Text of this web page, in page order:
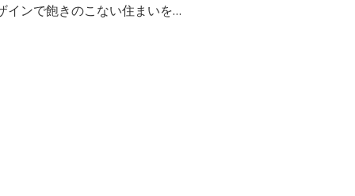
インで飽きのこない住まいを…